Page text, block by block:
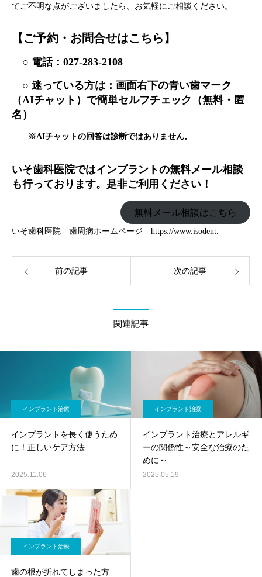
てご不明な点がございましたら、お気軽にご相談ください。
【ご予約・お問合せはこちら】
○ 電話： 027-283-2108
○ 迷っている方は：画面右下の青い歯マーク
（AIチャット）で簡単セルフチェック（無料・匿
名）
※AIチャットの回答は診断ではありません。
いそ歯科医院ではインプラントの無料メール相談
も行っております。是非ご利用ください！
無料メール相談はこちら
いそ歯科医院 歯周病ホームページ https://www.isodent.
前の記事 次の記事
関連記事
インプラント治療
インプラントを長く使うため
に！正しいケア方法
2025.11.06
インプラント治療
インプラント治療とアレルギ
ーの関係性～安全な治療のた
めに～
2025.05.19
インプラント治療
歯の根が折れてしまった方